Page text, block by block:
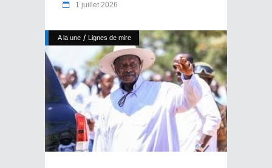
1 juillet 2026
A la une / Lignes de mire